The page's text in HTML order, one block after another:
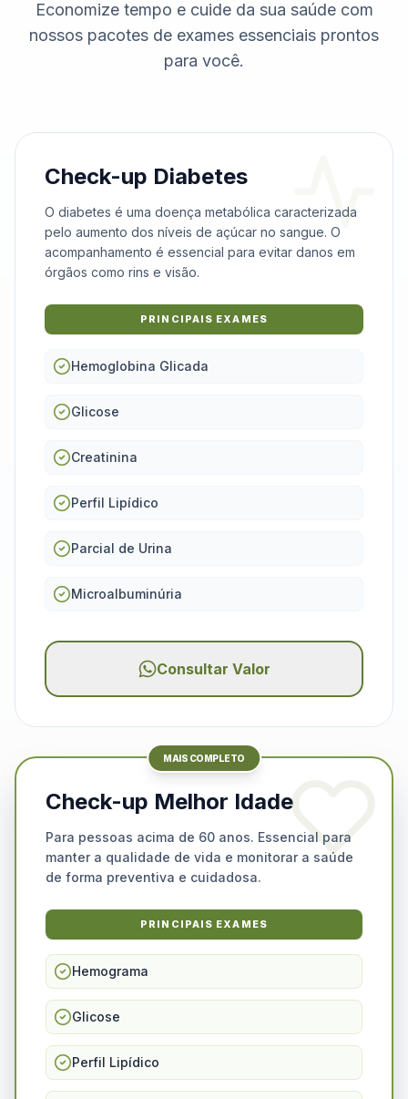
Economize tempo e cuide da sua saúde com
nossos pacotes de exames essenciais prontos
para você.
Check-up Diabetes
O diabetes é uma doença metabólica caracterizada
pelo aumento dos níveis de açúcar no sangue. O
acompanhamento é essencial para evitar danos em
órgãos como rins e visão.
PRINCIPAIS EXAMES
Hemoglobina Glicada
Glicose
Creatinina
Perfil Lipídico
Parcial de Urina
Microalbuminúria
Consultar Valor
MAIS COMPLETO
Check-up Melhor Idade
Para pessoas acima de 60 anos. Essencial para
manter a qualidade de vida e monitorar a saúde
de forma preventiva e cuidadosa.
PRINCIPAIS EXAMES
Hemograma
Glicose
Perfil Lipídico